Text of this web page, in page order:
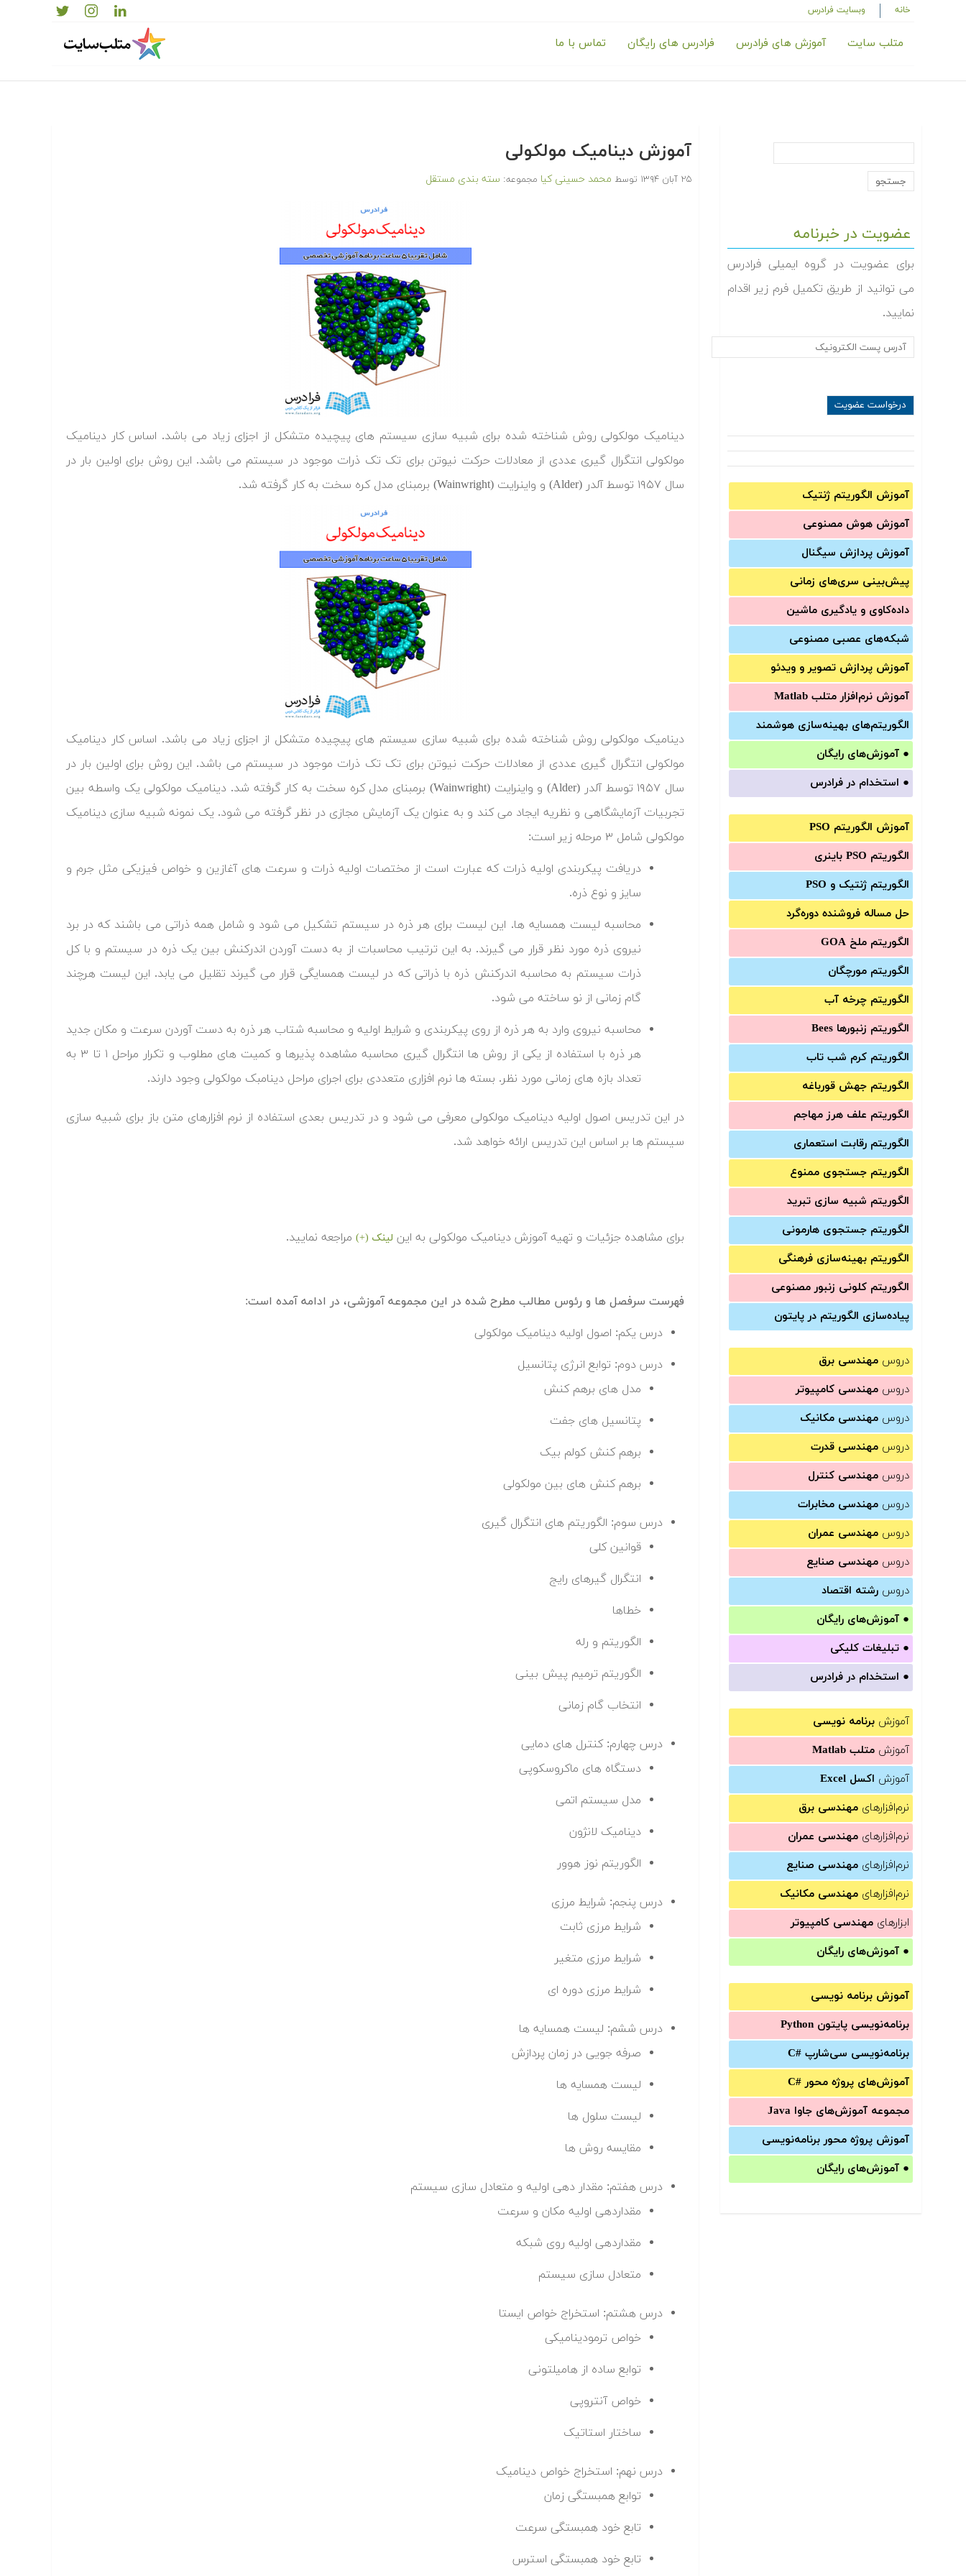
خانه وبسایت فرادرس
متلب سایت آموزش های فرادرس فرادرس های رایگان تماس با ما
عضویت در خبرنامه
برای عضویت در گروه ایمیلی فرادرس
می توانید از طریق تکمیل فرم زیر اقدام
نمایید.
آموزش الگوریتم ژنتیک
آموزش‌ هوش مصنوعی
آموزش‌ پردازش سیگنال
پیش‌‌بینی سری‌‌های زمانی
داده‌کاوی و یادگیری ماشین
شبکه‌های عصبی مصنوعی
آموزش‌ پردازش تصویر و ویدئو
آموزش‌ نرم‌افزار متلب Matlab
الگوریتم‌های بهینه‌سازی هوشمند
● آموزش‌های رایگان
● استخدام در فرادرس
آموزش الگوریتم PSO
الگوریتم PSO باینری
الگوریتم ژنتیک و PSO
حل مساله فروشنده دوره‌گرد
الگوریتم ملخ GOA
الگوریتم مورچگان
الگوریتم چرخه آب
الگوریتم زنبورها Bees
الگوریتم کرم شب تاب
الگوریتم جهش قورباغه
الگوریتم علف هرز مهاجم
الگوریتم رقابت استعماری
الگوریتم جستجوی ممنوع
الگوریتم شبیه سازی تبرید
الگوریتم جستجوی هارمونی
الگوریتم بهینه‌سازی فرهنگی
الگوریتم کلونی زنبور مصنوعی
پیاده‌سازی الگوریتم در پایتون
دروس مهندسی برق
دروس مهندسی کامپیوتر
دروس مهندسی مکانیک
دروس مهندسی قدرت
دروس مهندسی کنترل
دروس مهندسی مخابرات
دروس مهندسی عمران
دروس مهندسی صنایع
دروس رشته اقتصاد
● آموزش‌های رایگان
● تبلیغات کلیکی
● استخدام در فرادرس
آموزش برنامه نویسی
آموزش متلب Matlab
آموزش اکسل Excel
نرم‌افزارهای مهندسی برق
نرم‌افزارهای مهندسی عمران
نرم‌افزارهای مهندسی صنایع
نرم‌افزارهای مهندسی مکانیک
ابزارهای مهندسی کامپیوتر
● آموزش‌های رایگان
آموزش برنامه نویسی
برنامه‌نویسی پایتون Python
برنامه‌‌نویسی سی‌شارپ C#‎
آموزش‌های پروژه محور #C
مجموعه آموزش‌های جاوا Java
آموزش‌ پروژه محور برنامه‌نویسی
● آموزش‌های رایگان
آموزش دینامیک مولکولی
۲۵ آبان ۱۳۹۴ توسط محمد حسینی کیا مجموعه: سته بندی مستقل
دینامیک مولکولی روش شناخته شده برای شبیه سازی سیستم های پیچیده متشکل از اجزای زیاد می باشد. اساس کار دینامیک
مولکولی انتگرال گیری عددی از معادلات حرکت نیوتن برای تک تک ذرات موجود در سیستم می باشد. این روش برای اولین بار در
سال ۱۹۵۷ توسط آلدر (Alder) و واینرایت (Wainwright) برمبنای مدل کره سخت به کار گرفته شد.
دینامیک مولکولی روش شناخته شده برای شبیه سازی سیستم های پیچیده متشکل از اجزای زیاد می باشد. اساس کار دینامیک
مولکولی انتگرال گیری عددی از معادلات حرکت نیوتن برای تک تک ذرات موجود در سیستم می باشد. این روش برای اولین بار در
سال ۱۹۵۷ توسط آلدر (Alder) و واینرایت (Wainwright) برمبنای مدل کره سخت به کار گرفته شد. دینامیک مولکولی یک واسطه بین
تجربیات آزمایشگاهی و نظریه ایجاد می کند و به عنوان یک آزمایش مجازی در نظر گرفته می شود. یک نمونه شبیه سازی دینامیک
مولکولی شامل ۳ مرحله زیر است:
دریافت پیکربندی اولیه ذرات که عبارت است از مختصات اولیه ذرات و سرعت های آغازین و خواص فیزیکی مثل جرم و
سایز و نوع ذره.
محاسبه لیست همسایه ها. این لیست برای هر ذره در سیستم تشکیل می شود و شامل همه ذراتی می باشند که در برد
نیروی ذره مورد نظر قرار می گیرند. به این ترتیب محاسبات از به دست آوردن اندرکنش بین یک ذره در سیستم و با کل
ذرات سیستم به محاسبه اندرکنش ذره با ذراتی که در لیست همسایگی قرار می گیرند تقلیل می یابد. این لیست هرچند
گام زمانی از نو ساخته می شود.
محاسبه نیروی وارد به هر ذره از روی پیکربندی و شرایط اولیه و محاسبه شتاب هر ذره به دست آوردن سرعت و مکان جدید
هر ذره با استفاده از یکی از روش ها انتگرال گیری محاسبه مشاهده پذیرها و کمیت های مطلوب و تکرار مراحل ۱ تا ۳ به
تعداد بازه های زمانی مورد نظر. بسته ها نرم افزاری متعددی برای اجرای مراحل دینامبک مولکولی وجود دارند.
در این تدریس اصول اولیه دینامیک مولکولی معرفی می شود و در تدریس بعدی استفاده از نرم افزارهای متن باز برای شبیه سازی
سیستم ها بر اساس این تدریس ارائه خواهد شد.
برای مشاهده جزئیات و تهیه آموزش دینامیک مولکولی به این لینک (+) مراجعه نمایید.
فهرست سرفصل ها و رئوس مطالب مطرح شده در این مجموعه آموزشی، در ادامه آمده است:
درس یکم: اصول اولیه دینامیک مولکولی
درس دوم: توابع انرژی پتانسیل
مدل های برهم کنش
پتانسیل های جفت
برهم کنش کولم بیک
برهم کنش های بین مولکولی
درس سوم: الگوریتم های انتگرال گیری
قوانین کلی
انتگرال گیرهای رایج
خطاها
الگوریتم و رله
الگوریتم ترمیم پیش بینی
انتخاب گام زمانی
درس چهارم: کنترل های دمایی
دستگاه های ماکروسکوپی
مدل سیستم اتمی
دینامیک لانژون
الگوریتم نوز هوور
درس پنجم: شرایط مرزی
شرایط مرزی ثابت
شرایط مرزی متغیر
شرایط مرزی دوره ای
درس ششم: لیست همسایه ها
صرفه جویی در زمان پردازش
لیست همسایه ها
لیست سلول ها
مقایسه روش ها
درس هفتم: مقدار دهی اولیه و متعادل سازی سیستم
مقداردهی اولیه مکان و سرعت
مقداردهی اولیه روی شبکه
متعادل سازی سیستم
درس هشتم: استخراج خواص ایستا
خواص ترمودینامیکی
توابع ساده از هامیلتونی
خواص آنتروپی
ساختار استاتیک
درس نهم: استخراج خواص دینامیک
توابع همبستگی زمان
تابع خود همبستگی سرعت
تابع خود همبستگی استرس